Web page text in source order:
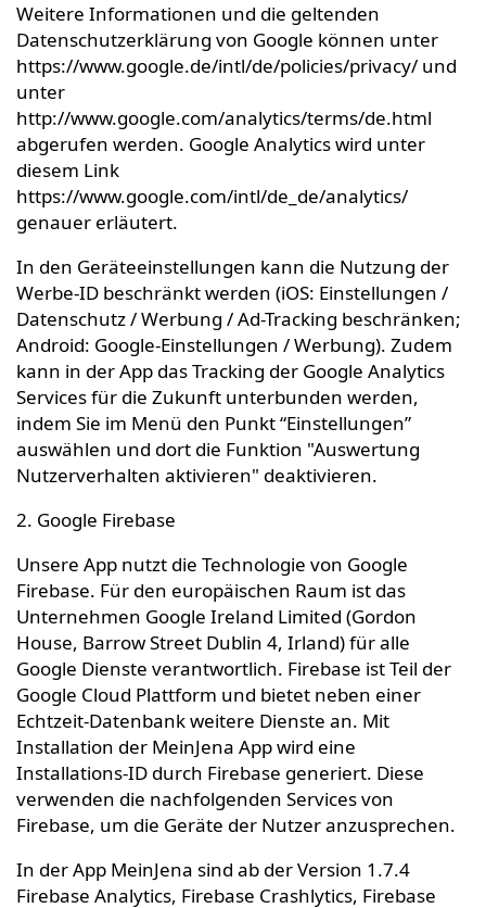
Weitere Informationen und die geltenden
Datenschutzerklärung von Google können unter
https://www.google.de/intl/de/policies/privacy/ und
unter
http://www.google.com/analytics/terms/de.html
abgerufen werden. Google Analytics wird unter
diesem Link
https://www.google.com/intl/de_de/analytics/
genauer erläutert.
In den Geräteeinstellungen kann die Nutzung der
Werbe-ID beschränkt werden (iOS: Einstellungen /
Datenschutz / Werbung / Ad-Tracking beschränken;
Android: Google-Einstellungen / Werbung). Zudem
kann in der App das Tracking der Google Analytics
Services für die Zukunft unterbunden werden,
indem Sie im Menü den Punkt “Einstellungen”
auswählen und dort die Funktion "Auswertung
Nutzerverhalten aktivieren" deaktivieren.
2. Google Firebase
Unsere App nutzt die Technologie von Google
Firebase. Für den europäischen Raum ist das
Unternehmen Google Ireland Limited (Gordon
House, Barrow Street Dublin 4, Irland) für alle
Google Dienste verantwortlich. Firebase ist Teil der
Google Cloud Plattform und bietet neben einer
Echtzeit-Datenbank weitere Dienste an. Mit
Installation der MeinJena App wird eine
Installations-ID durch Firebase generiert. Diese
verwenden die nachfolgenden Services von
Firebase, um die Geräte der Nutzer anzusprechen.
In der App MeinJena sind ab der Version 1.7.4
Firebase Analytics, Firebase Crashlytics, Firebase